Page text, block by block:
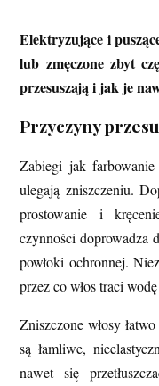
Elektryzujące i
lub zmęczone zbyt
przesuszają i jak je
Przyczyny
Zabiegi jak
ulegają zniszczeniu.
prostowanie i
czynności doprowadza
powłoki ochronnej.
przez co włos traci
Zniszczone włosy
są łamliwe,
nawet się